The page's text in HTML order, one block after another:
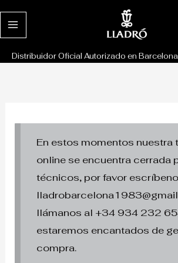
al
Distribuidor Oficial Autorizado en Barcelona
En estos momentos nuestra
online se encuentra cerrada
técnicos, por favor
llámanos al +34 934 232
estaremos encantados de
compra.